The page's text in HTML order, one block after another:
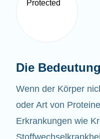
Die
Wenn der Körper
oder Art von
Erkrankungen wie